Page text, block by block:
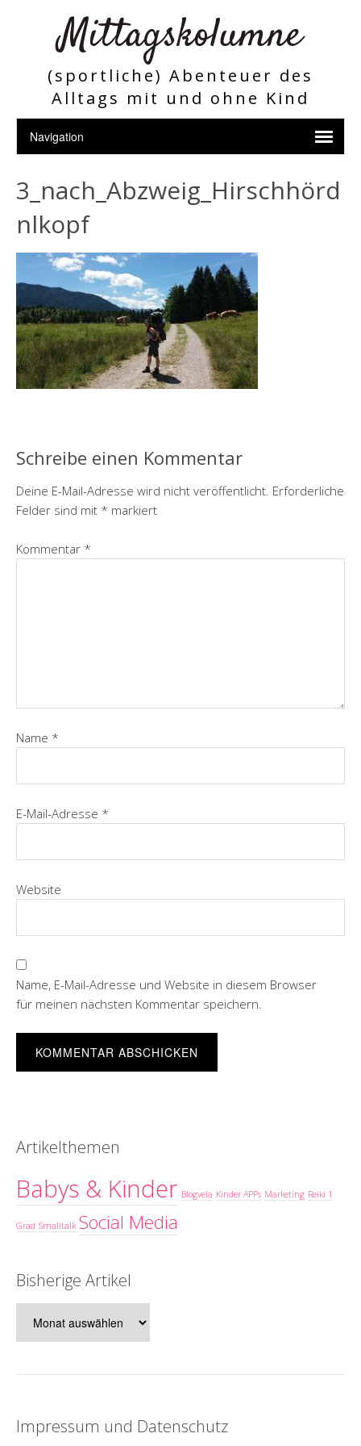
Mittagskolumne
(sportliche) Abenteuer des
Alltags mit und ohne Kind
3_nach_Abzweig_Hirschhörd
nlkopf
Schreibe einen Kommentar
Deine E-Mail-Adresse wird nicht veröffentlicht. Erforderliche
Felder sind mit * markiert
Kommentar *
Name *
E-Mail-Adresse *
Website
Name, E-Mail-Adresse und Website in diesem Browser
für meinen nächsten Kommentar speichern.
Artikelthemen
Babys & Kinder Blogvela Kinder APPs Marketing Reiki 1
Grad Smalltalk Social Media
Bisherige Artikel
Artikel
Impressum und Datenschutz